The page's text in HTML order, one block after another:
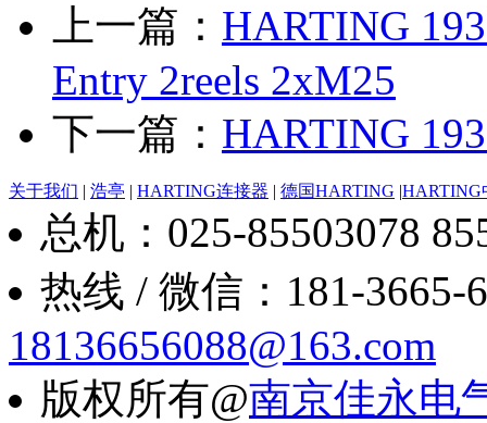
上一篇： HARTING
Entry 2reels 2xM25
下一篇： HARTING
关于我们 | 浩亭 | HARTING连接器 | 德国HARTING |HARTING
总机：025-85503078
热线 / 微信：181-3665-
18136656088@163.com
版权所有@南京佳永电